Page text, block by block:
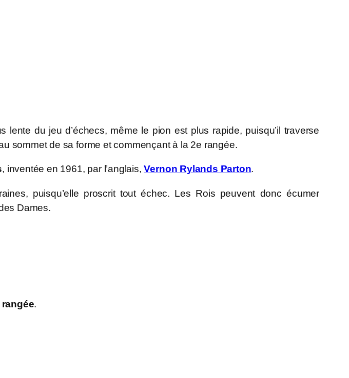
du jeu d’échecs, même le pion est plus rapide, puisqu’il traverse
sommet de sa forme et commençant à la 2e rangée.
, inventée en 1961, par l’anglais,Vernon Rylands Parton.
puisqu’elle proscrit tout échec. Les Rois peuvent donc écumer
Dames.
.